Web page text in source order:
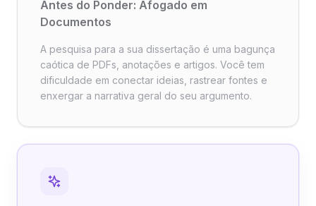
Antes do Ponder: Afogado em
Documentos
A pesquisa para a sua dissertação é uma bagunça
caótica de PDFs, anotações e artigos. Você tem
dificuldade em conectar ideias, rastrear fontes e
enxergar a narrativa geral do seu argumento.